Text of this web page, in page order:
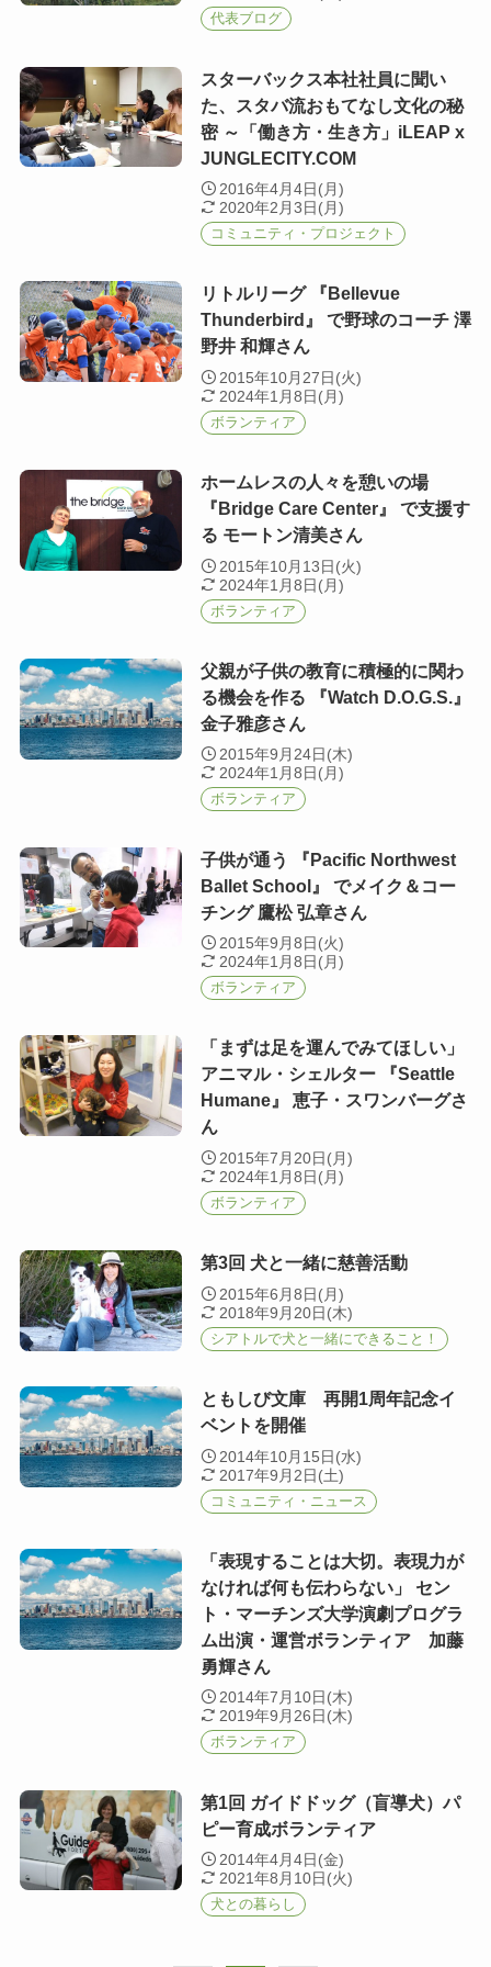
代表ブログ
スターバックス本社社員に聞い
た、スタバ流おもてなし文化の秘
密 ～「働き方・生き方」iLEAP x
JUNGLECITY.COM
2016年4月4日(月)
2020年2月3日(月)
コミュニティ・プロジェクト
リトルリーグ 『Bellevue
Thunderbird』 で野球のコーチ 澤
野井 和輝さん
2015年10月27日(火)
2024年1月8日(月)
ボランティア
ホームレスの人々を憩いの場
『Bridge Care Center』 で支援す
る モートン清美さん
2015年10月13日(火)
2024年1月8日(月)
ボランティア
父親が子供の教育に積極的に関わ
る機会を作る 『Watch D.O.G.S.』
金子雅彦さん
2015年9月24日(木)
2024年1月8日(月)
ボランティア
子供が通う 『Pacific Northwest
Ballet School』 でメイク＆コー
チング 鷹松 弘章さん
2015年9月8日(火)
2024年1月8日(月)
ボランティア
「まずは足を運んでみてほしい」
アニマル・シェルター 『Seattle
Humane』 恵子・スワンバーグさ
ん
2015年7月20日(月)
2024年1月8日(月)
ボランティア
第3回 犬と一緒に慈善活動
2015年6月8日(月)
2018年9月20日(木)
シアトルで犬と一緒にできること！
ともしび文庫 再開1周年記念イ
ベントを開催
2014年10月15日(水)
2017年9月2日(土)
コミュニティ・ニュース
「表現することは大切。表現力が
なければ何も伝わらない」 セン
ト・マーチンズ大学演劇プログラ
ム出演・運営ボランティア 加藤
勇輝さん
2014年7月10日(木)
2019年9月26日(木)
ボランティア
第1回 ガイドドッグ（盲導犬）パ
ピー育成ボランティア
2014年4月4日(金)
2021年8月10日(火)
犬との暮らし